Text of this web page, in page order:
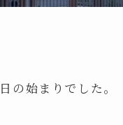
の始まりでした。